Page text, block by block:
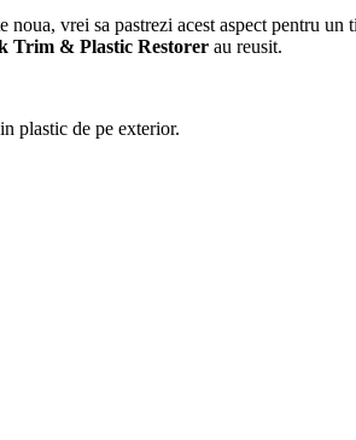
vrei sa pastrezi acest aspect pentru
Trim & Plastic Restorer au reusit.
plastic de pe exterior.